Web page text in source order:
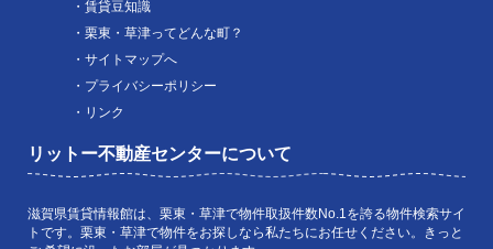
・賃貸豆知識
・栗東・草津ってどんな町？
・サイトマップへ
・プライバシーポリシー
・リンク
リットー不動産センターについて
滋賀県賃貸情報館は、栗東・草津で物件取扱件数No.1を誇る物件検索サイ
トです。栗東・草津で物件をお探しなら私たちにお任せください。きっと